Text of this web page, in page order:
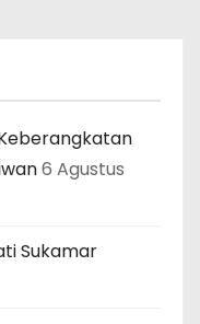
6 Agustus
Sukamar